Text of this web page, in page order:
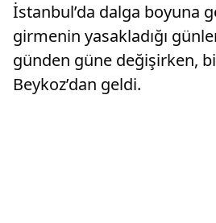
İstanbul’da dalga boyuna
girmenin yasakladığı
günden güne değişirken,
Beykoz’dan geldi.